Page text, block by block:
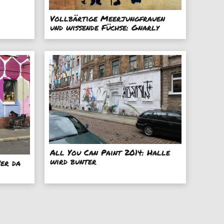
Vollbärtige Meerjungfrauen
und wissende Füchse: Gnarly
da
All You Can Paint 2014: Halle
wird bunter